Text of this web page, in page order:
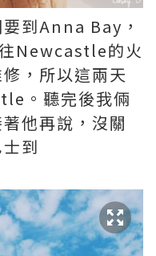
到Anna Bay，
Newcastle的火
，所以這兩天
。聽完後我倆
他再說，沒關
到